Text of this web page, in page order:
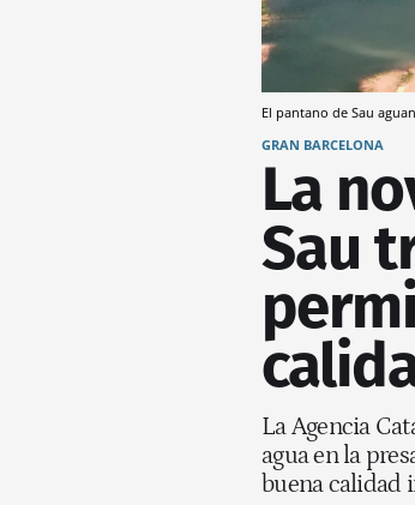
El pantano de Sau
GRAN BARCELONA
La
Sau
La Agencia
agua en la
buena calidad